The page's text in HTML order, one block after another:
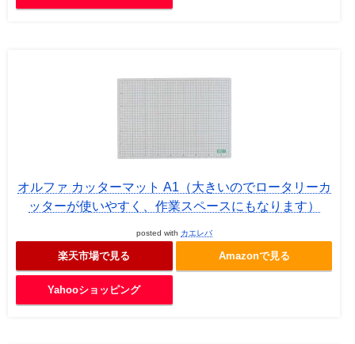
オルファ カッターマット A1（大きいのでロータリーカ
ッターが使いやすく、作業スペースにもなります）
posted with カエレバ
楽天市場で見る Amazonで見る
Yahooショッピング